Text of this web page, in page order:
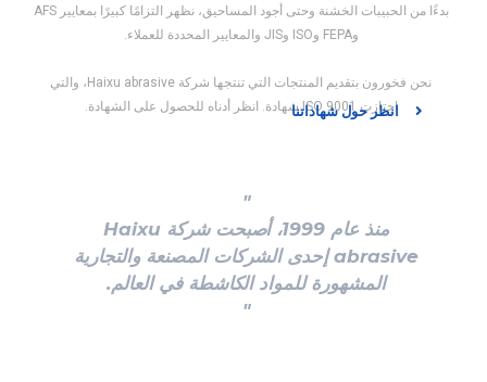
بدءًا من الحبيبات الخشنة وحتى أجود المساحيق، نظهر التزامًا كبيرًا بمعايير AFS
وFEPA وISO وJIS والمعايير المحددة للعملاء.
نحن فخورون بتقديم المنتجات التي تنتجها شركة Haixu abrasive، والتي
اجتازت ISO 9001 شهادة. انظر أدناه للحصول على الشهادة.
انظر حول شهاداتنا
"
منذ عام 1999، أصبحت شركة Haixu
abrasive إحدى الشركات المصنعة والتجارية
المشهورة للمواد الكاشطة في العالم.
"